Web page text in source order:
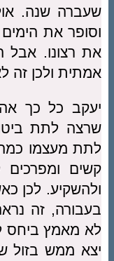
שעברה שנה.
וסופר את
את רצונו. אבל
אמתית ולכן זה
יעקב כל כך
שרצה לתת
לתת מעצמו
קשים
ולהשקיע. לכן
בעבורה, זה
לא מאמץ ביחס
יצא ממש בזול